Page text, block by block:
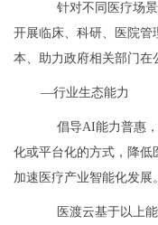
针对不同医疗场
开展临床、科研、医院管
本、助力政府相关部门在
—行业生态能力
倡导AI能力普惠
化或平台化的方式，降低
加速医疗产业智能化发展。
医渡云基于以上